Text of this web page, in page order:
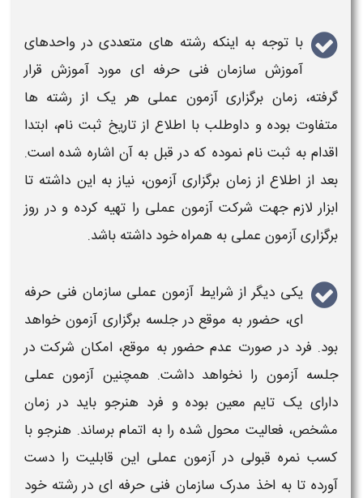
با توجه به اینکه رشته های متعددی در واحدهای
آموزش سازمان فنی حرفه ایمورد آموزش قرار
گرفته، زمان برگزاری آزمون عملی هر یک از رشته ها
متفاوت بوده و داوطلب با اطلاع از تاریخ ثبت نام، ابتدا
اقدام به ثبت نام نموده که در قبل به آن اشاره شده است.
بعد از اطلاع اززمان برگزاری آزمون، نیاز به این داشته تا
ابزار لازم جهت شرکت آزمون عملی را تهیه کرده و در روز
برگزاری آزمون عملی به همراه خود داشته باشد.
یکی دیگر از شرایط آزمون عملی سازمان فنی حرفه
ای، حضور به موقع در جلسهبرگزاری آزمون خواهد
بود. فرد در صورت عدم حضور به موقع، امکان شرکت در
جلسه آزمون را نخواهد داشت. همچنین آزمون عملی
دارای یک تایم معین بوده و فرد هنرجو باید در زمان
مشخص، فعالیت محول شده را به اتمام برساند. هنرجو با
کسب نمره قبولی درآزمون عملی این قابلیت را دست
آورده تا به اخذ مدرک سازمان فنی حرفه ای در رشته خود